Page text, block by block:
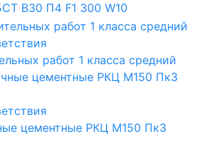
B30 П4 F1 300 W10
работ 1 класса средний
цементные РКЦ М150 Пк3